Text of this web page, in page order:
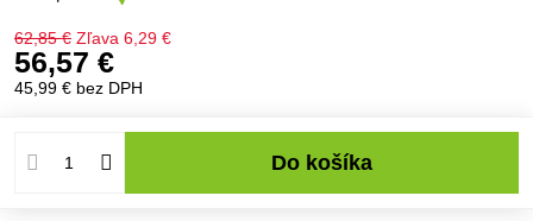
62,85 € Zľava 6,29 €
56,57 €
45,99 € bez DPH
Do košíka